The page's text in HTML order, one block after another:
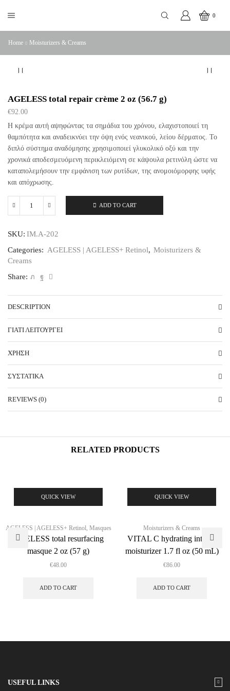
0
Home Moisturizers & Creams
AGELESS total repair crème 2 oz (56.7 g)
€92.00
Η κρέμα αυτή αψηφώντας τα σημάδια του χρόνου, ελαχιστοποιεί τη
θαμπότητα και αναδεικνύει την όψη ενός νεανικού, λείου δέρματος. Το
διπλό σύστημα αναδόμησης χρησιμοποιεί γλυκολικό οξύ και την
χρονικά αποδεσμευόμενη περικλειόμενη σε κάψουλα ρετινόλη ώστε να
καταπολεμήσουν την εμφάνιση των ρυτίδων, της ανομοιόμορφης υφής
και απόχρωσης.
AGELESS
total
crème
oz
(56.7
quantity
ADD TO CART
SKU: IM.A-202
Categories: AGELESS | AGELESS+ Retinol, Moisturizers &
Creams
Share:
DESCRIPTION
ΓΙΑΤΙ ΛΕΙΤΟΥΡΓΕΙ
ΧΡΗΣΗ
ΣΥΣΤΑΤΙΚΑ
REVIEWS (0)
RELATED PRODUCTS
QUICK VIEW
AGELESS | AGELESS+ Retinol Masques
AGELESS total resurfacing
masque 2 oz (57 g)
€48.00
ADD TO CART
QUICK VIEW
Moisturizers & Creams
VITAL C hydrating intense
moisturizer 1.7 fl oz (50 mL)
€86.00
ADD TO CART
USEFUL LINKS